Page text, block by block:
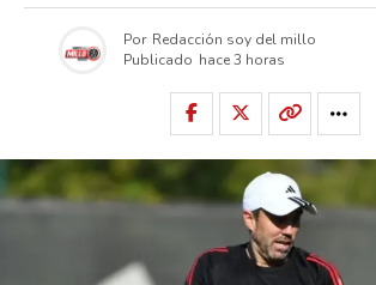
Por Redacción soy del millo
Publicado hace 3 horas